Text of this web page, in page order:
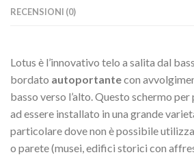
RECENSIONI (0)
Lotus è l’innovativo telo a salita dal
bordato autoportantecon
basso verso l’alto. Questo schermo
ad essere installato in una grande
particolare dove non è possibile
o parete (musei, edifici storici con